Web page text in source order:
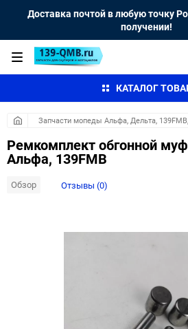
Доставка почтой в любую точку
получении!
КАТАЛОГ
Запчасти мопеды Альфа, Дельта,
Ремкомплект обгонной
Альфа, 139FMB
Обзор Отзывы (0)